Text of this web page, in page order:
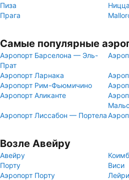
Пиза
Ницца
Прага
Самые популярные
Аэропорт Барселона — Эль-
Прат
Аэропорт Ларнака
Аэропорт Рим-Фьюмичино
Аэропорт Аликанте
Аэропорт Лиссабон — Портела
Возле Авейру
Авейру
Порту
Виси
Аэропорт Порту